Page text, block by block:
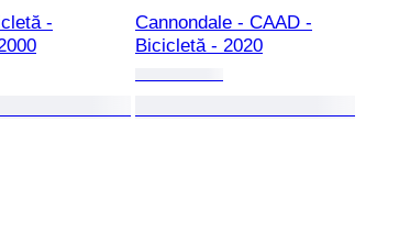
-
Cannondale - CAAD -
Bicicletă - 2020